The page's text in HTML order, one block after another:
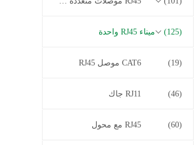
ميناء RJ45 واحدة (125)
CAT6 موصل RJ45 (19)
RJ11 جاك (46)
RJ45 مع محول (60)